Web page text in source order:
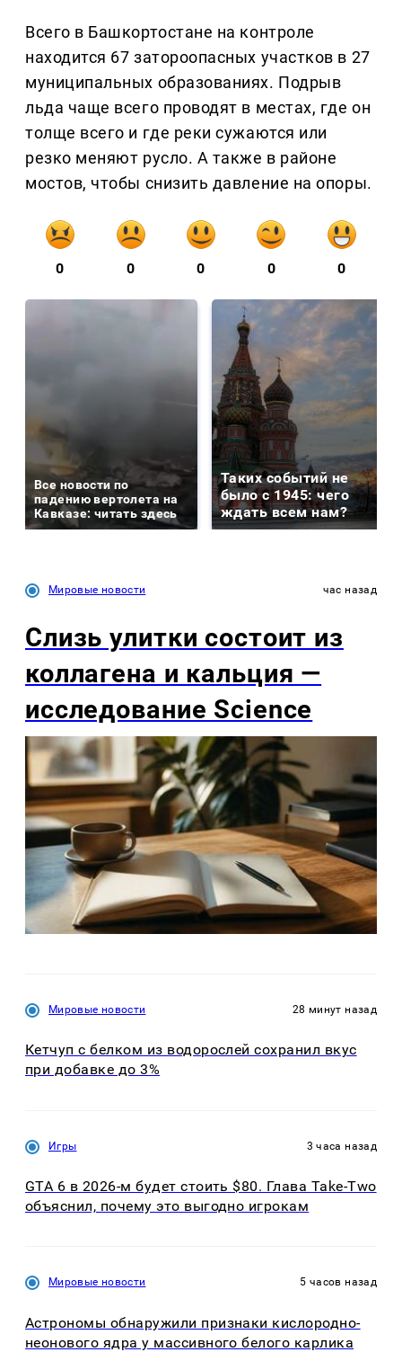
Всего в Башкортостане на контроле
находится 67 затороопасных участков в 27
муниципальных образованиях. Подрыв
льда чаще всего проводят в местах, где он
толще всего и где реки сужаются или
резко меняют русло. А также в районе
мостов, чтобы снизить давление на опоры.
0 0 0 0 0
Все новости по
падению вертолета на
Кавказе: читать здесь
Таких событий не
было с 1945: чего
ждать всем нам?
Мировые новости час назад
Слизь улитки состоит из
коллагена и кальция —
исследование Science
Мировые новости 28 минут назад
Кетчуп с белком из водорослей сохранил вкус
при добавке до 3%
Игры 3 часа назад
GTA 6 в 2026-м будет стоить $80. Глава Take-Two
объяснил, почему это выгодно игрокам
Мировые новости 5 часов назад
Астрономы обнаружили признаки кислородно-
неонового ядра у массивного белого карлика